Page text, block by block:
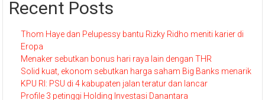
Recent Posts
Thom Haye dan Pelupessy bantu Rizky Ridho meniti karier di
Eropa
Menaker sebutkan bonus hari raya lain dengan THR
Solid kuat, ekonom sebutkan harga saham Big Banks menarik
KPU RI: PSU di 4 kabupaten jalan teratur dan lancar
Profile 3 petinggi Holding Investasi Danantara